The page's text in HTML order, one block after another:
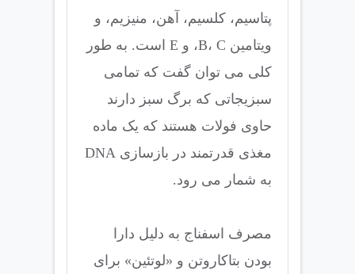
پتاسیم، کلسیم، آهن، منیزیم، و
ویتامین B، C، و E است. به طور
کلی می توان گفت که تمامی
سبزیجاتی که برگ سبز دارند
حاوی فولات هستند که یک ماده
مغذی قدرتمند در بازسازی DNA
به شمار می رود.
مصرف اسفناج به دلیل دارا
بودن بتاکاروتن و «لوتئین» برای